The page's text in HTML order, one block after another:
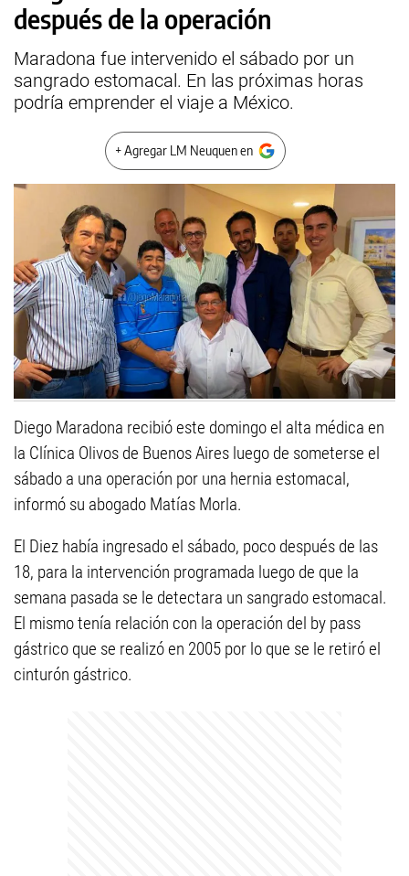
después de la operación
Maradona fue intervenido el sábado por un
sangrado estomacal. En las próximas horas
podría emprender el viaje a México.
+ Agregar LM Neuquen en
Diego Maradona recibió este domingo el alta médica en
la Clínica Olivos de Buenos Aires luego de someterse el
sábado a una operación por una hernia estomacal,
informó su abogado Matías Morla.
El Diez había ingresado el sábado, poco después de las
18, para la intervención programada luego de que la
semana pasada se le detectara un sangrado estomacal.
El mismo tenía relación con la operación del by pass
gástrico que se realizó en 2005 por lo que se le retiró el
cinturón gástrico.